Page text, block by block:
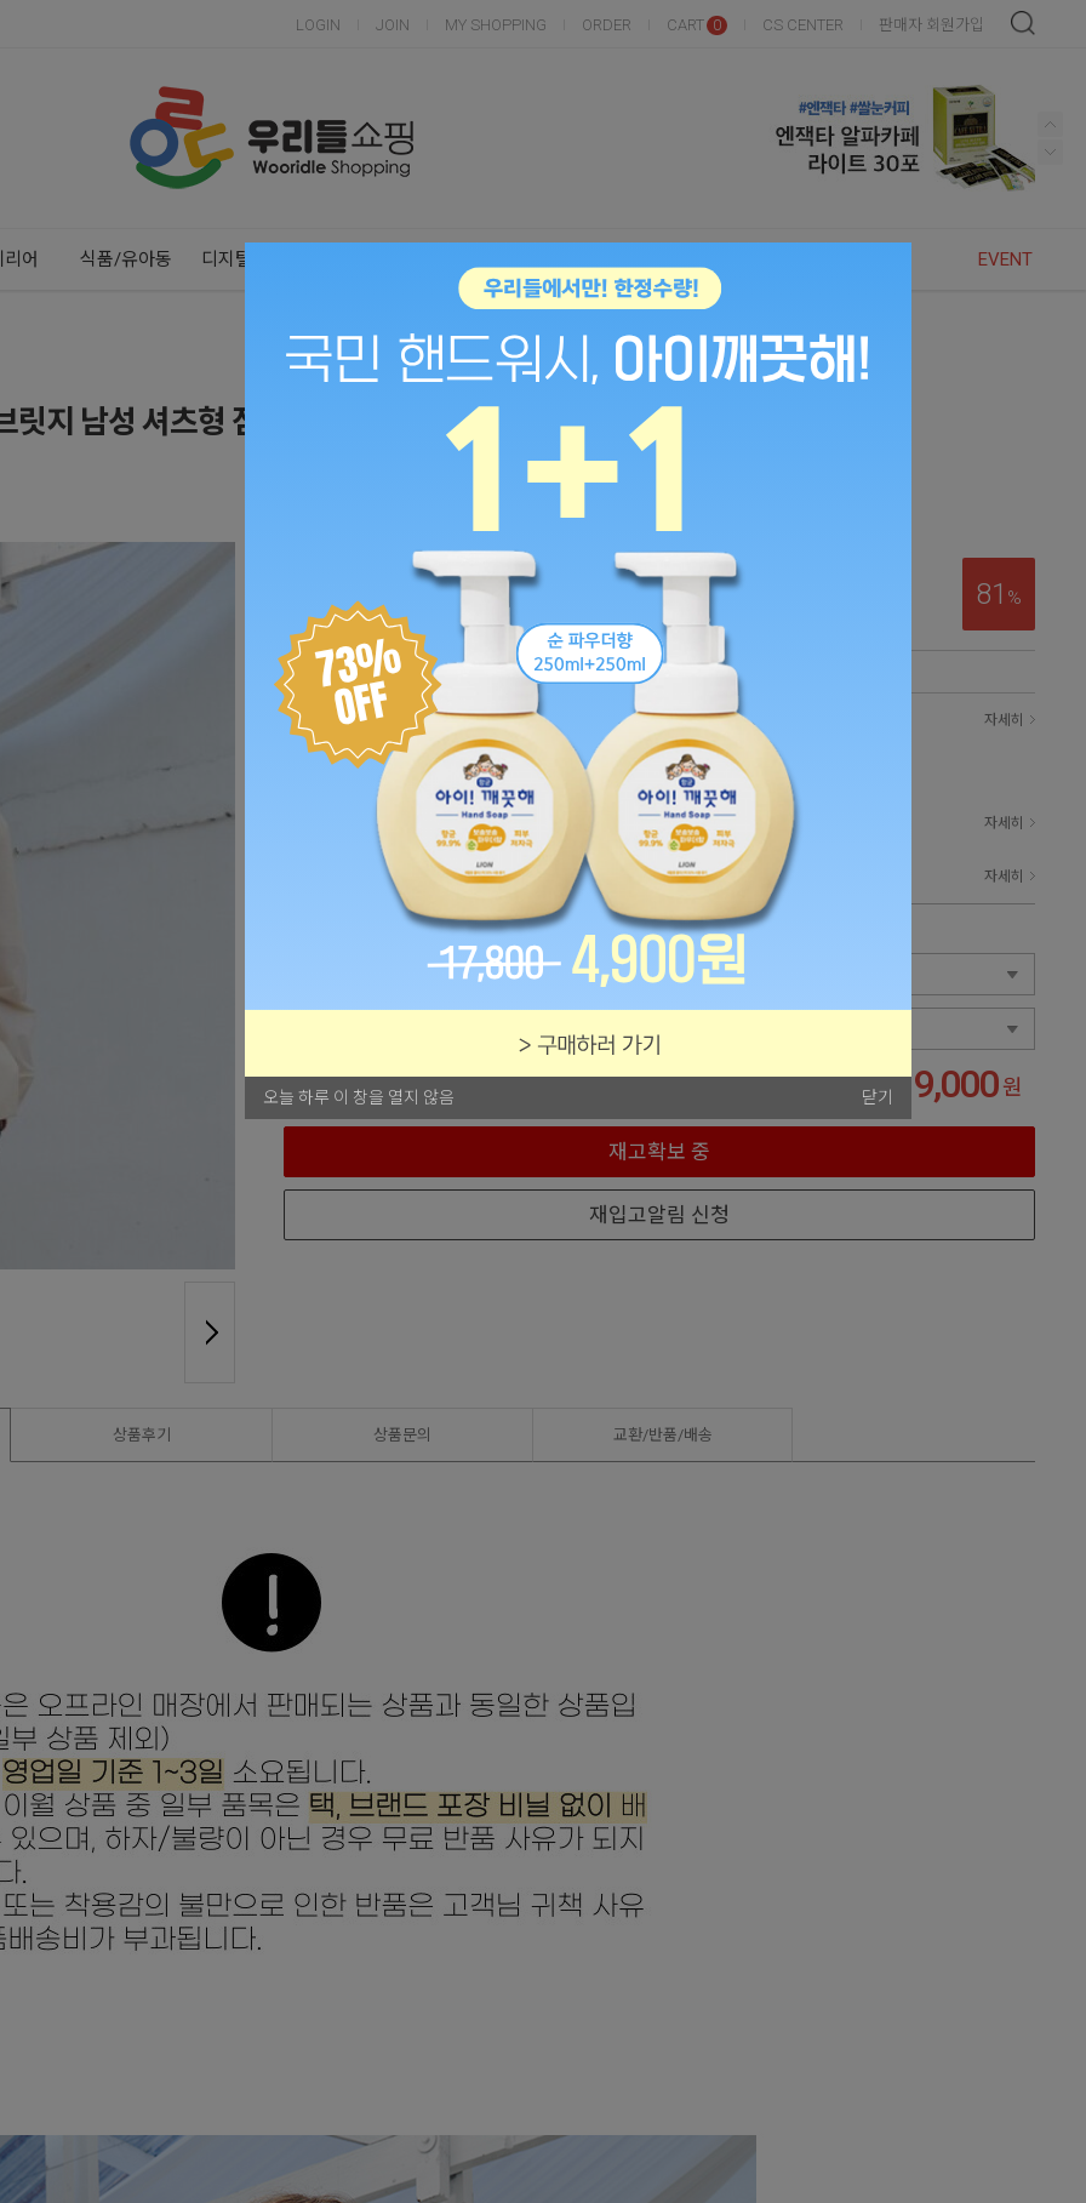
LOGIN JOIN MY SHOPPING ORDER CART 0 CS CENTER 판매자 회원가입
어 식품/유아동 디지털/가전 EVENT
오늘 하루 이 창을 열지 않음 닫기
릿지 남성 셔츠형 점퍼 셔켓 셔츠 자켓 MWJP3144
81 %
19,000원
적립혜택 구매190원
배송
택배(주문 시 결제) 자세히
3,000원(30,000원 이상 무료)
추가배송비3,000원 (지역별)
우측 '자세히' 참조 자세히
본사 자세히
총 상품금액 19,000원
재고확보 중
재입고알림 신청
상품후기 상품문의 교환/반품/배송